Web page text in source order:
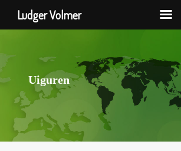
Uiguren
Ludger Volmer